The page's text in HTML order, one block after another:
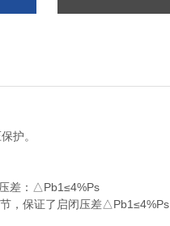
护。
差：△Pb1≤4%Ps
，保证了启闭压差△Pb1≤4%Ps